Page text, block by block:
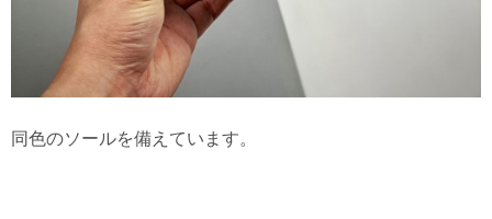
同色のソールを備えています。